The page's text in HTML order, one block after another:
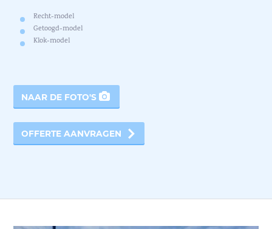
Recht-model
Getoogd-model
Klok-model
NAAR DE FOTO'S
OFFERTE AANVRAGEN